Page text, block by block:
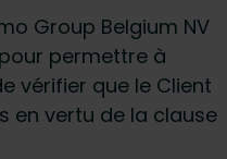
Group Belgium NV
permettre à
vérifier que le Client
en vertu de la clause